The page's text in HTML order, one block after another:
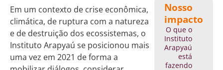
Nosso
impacto
O que o
Instituto
Arapyaú
está
fazendo
Em um contexto de crise econômica,
climática, de ruptura com a natureza
e de destruição dos ecossistemas, o
Instituto Arapyaú se posicionou mais
uma vez em 2021 de forma a